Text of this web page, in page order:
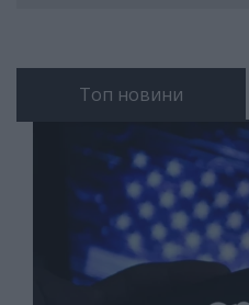
Топ новини